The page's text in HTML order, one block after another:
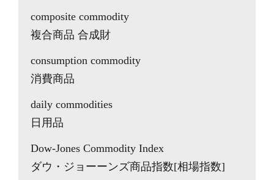
composite commodity
複合商品 合成財
consumption commodity
消費商品
daily commodities
日用品
Dow-Jones Commodity Index
ダウ・ジョーーンズ商品指数[相場指数]